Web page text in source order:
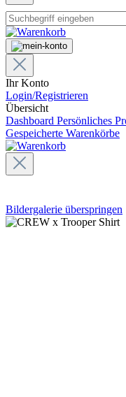
Ihr Konto
Login/Registrieren
Übersicht
Dashboard Persönliches
Gespeicherte Warenkörbe
Bildergalerie überspringen